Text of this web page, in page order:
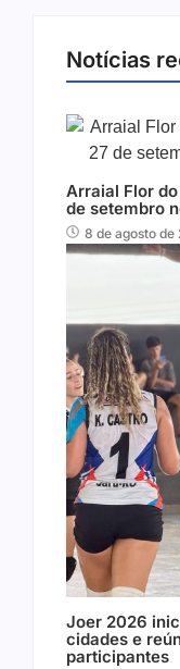
Notícias
Arraial Flor
de setembro
8 de agosto de
Joer 2026
cidades e
participantes